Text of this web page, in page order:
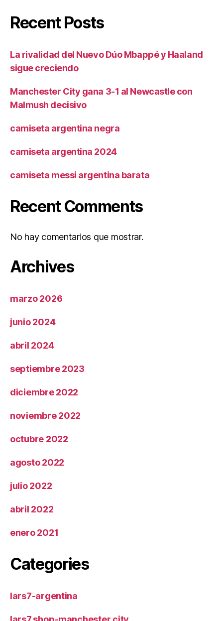
Recent Posts
La rivalidad del Nuevo Dúo Mbappé y Haaland
sigue creciendo
Manchester City gana 3-1 al Newcastle con
Malmush decisivo
camiseta argentina negra
camiseta argentina 2024
camiseta messi argentina barata
Recent Comments
No hay comentarios que mostrar.
Archives
marzo 2026
junio 2024
abril 2024
septiembre 2023
diciembre 2022
noviembre 2022
octubre 2022
agosto 2022
julio 2022
abril 2022
enero 2021
Categories
lars7-argentina